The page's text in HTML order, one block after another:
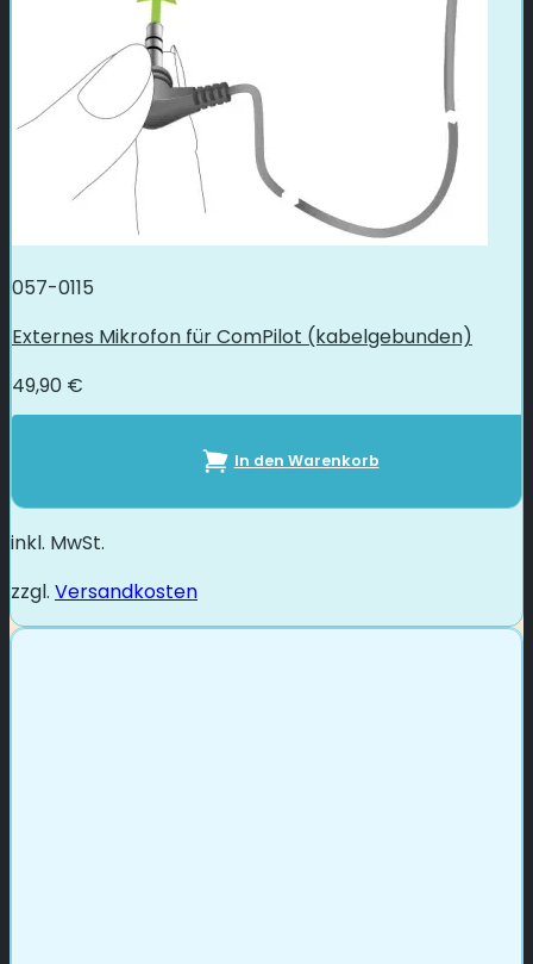
057-0115
Externes Mikrofon für ComPilot (kabelgebunden)
49,90 €
In den Warenkorb
inkl. MwSt.
zzgl. Versandkosten